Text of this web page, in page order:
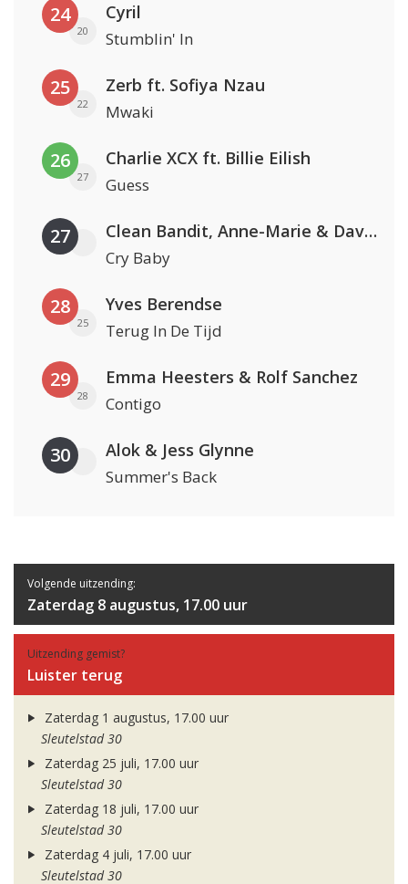
24
20
Cyril
Stumblin' In
25
22
Zerb ft. Sofiya Nzau
Mwaki
26
27
Charlie XCX ft. Billie Eilish
Guess
27 Clean Bandit, Anne-Marie & David Guetta
Cry Baby
28
25
Yves Berendse
Terug In De Tijd
29
28
Emma Heesters & Rolf Sanchez
Contigo
30 Alok & Jess Glynne
Summer's Back
Volgende uitzending:
Zaterdag 8 augustus, 17.00 uur
Uitzending gemist?
Luister terug
Zaterdag 1 augustus, 17.00 uur
Sleutelstad 30
Zaterdag 25 juli, 17.00 uur
Sleutelstad 30
Zaterdag 18 juli, 17.00 uur
Sleutelstad 30
Zaterdag 4 juli, 17.00 uur
Sleutelstad 30